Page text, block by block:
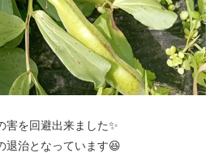
害を回避出来ました✨
退治となっています😆